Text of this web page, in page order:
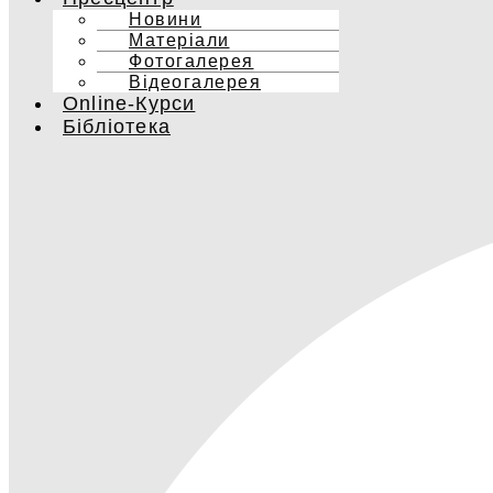
Новини
Матеріали
Фотогалерея
Відеогалерея
Online-Курси
Бібліотека